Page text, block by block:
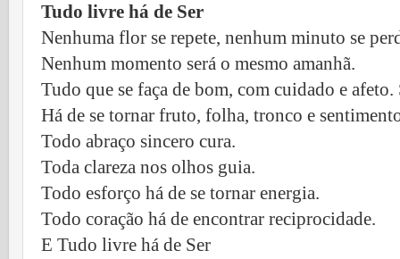
Tudo livre há de Ser
Nenhuma flor se repete, nenhum minuto se
Nenhum momento será o mesmo amanhã.
Tudo que se faça de bom, com cuidado e afeto.
Há de se tornar fruto, folha, tronco e
Todo abraço sincero cura.
Toda clareza nos olhos guia.
Todo esforço há de se tornar energia.
Todo coração há de encontrar reciprocidade.
E Tudo livre há de Ser